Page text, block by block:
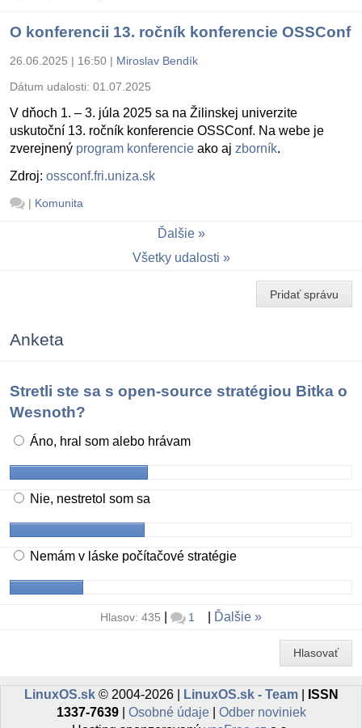
O konferencii 13. ročník konferencie OSSConf
26.06.2025 | 16:50 | Miroslav Bendík
Dátum udalosti: 01.07.2025
V dňoch 1. – 3. júla 2025 sa na Žilinskej univerzite
uskutoční 13. ročník konferencie OSSConf. Na webe je
zverejnený program konferencie ako aj zborník.
Zdroj: ossconf.fri.uniza.sk
| Komunita
Ďalšie
Všetky udalosti
Pridať správu
Anketa
Stretli ste sa s open-source stratégiou Bitka o
Wesnoth?
Áno, hral som alebo hrávam
Nie, nestretol som sa
Nemám v láske počítačové stratégie
Hlasov: 435 1 Ďalšie
Hlasovať
LinuxOS.sk© 2004-2026 | LinuxOS.sk - Team|
ISSN
1337-7639| Osobné údaje| Odber noviniek